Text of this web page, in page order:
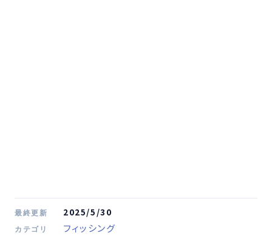
最終更新 2025/5/30
カテゴリ フィッシング